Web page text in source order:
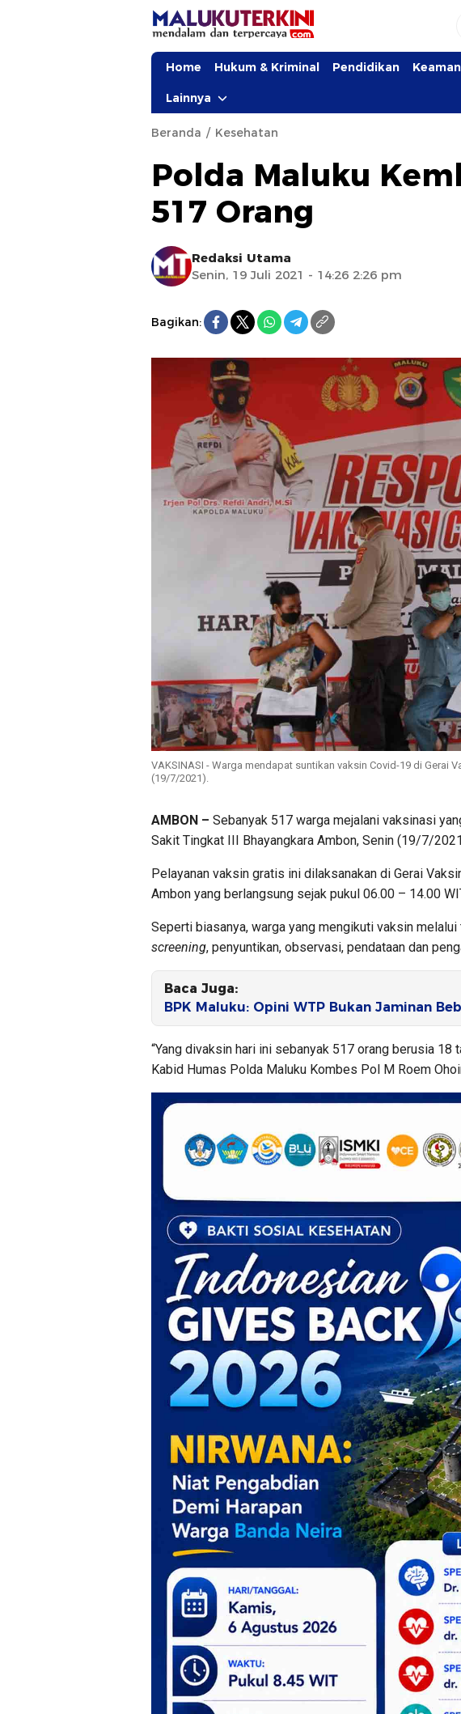
Home Hukum & Kriminal Pendidikan
Lainnya
Beranda Kesehatan
Polda Maluku
517 Orang
Redaksi Utama
Senin, 19 Juli 2021 - 14:26 2:26 pm
Bagikan:
VAKSINASI - Warga mendapat suntikan vaksin Covid-19 di Gerai
(19/7/2021).
AMBON – Sebanyak 517 warga mejalani vaksinasi
Sakit Tingkat III Bhayangkara Ambon, Senin (19/7/
Pelayanan vaksin gratis ini dilaksanakan di Gerai
Ambon yang berlangsung sejak pukul 06.00 – 14.00
Seperti biasanya, warga yang mengikuti vaksin
screening, penyuntikan, observasi, pendataan dan
Baca Juga:
BPK Maluku: Opini WTP Bukan Jaminan
“Yang divaksin hari ini sebanyak 517 orang berusia 18
Kabid Humas Polda Maluku Kombes Pol M Roem